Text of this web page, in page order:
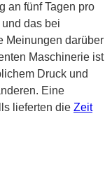
an fünf Tagen pro
das bei
Meinungen darüber
Maschinerie ist
Druck und
Eine
lieferten die Zeit